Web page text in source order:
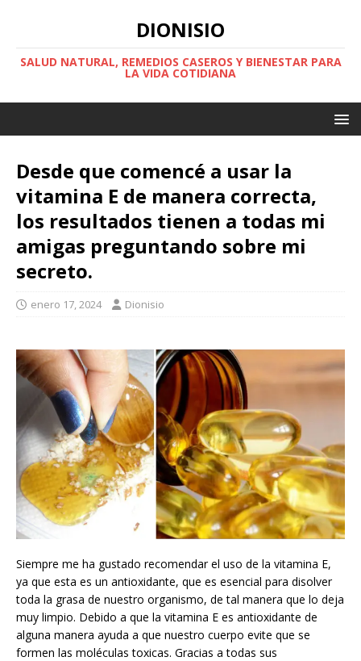
DIONISIO
SALUD NATURAL, REMEDIOS CASEROS Y BIENESTAR PARA
LA VIDA COTIDIANA
Desde que comencé a usar la
vitamina E de manera correcta,
los resultados tienen a todas mi
amigas preguntando sobre mi
secreto.
enero 17, 2024 Dionisio
Siempre me ha gustado recomendar el uso de la vitamina E,
ya que esta es un antioxidante, que es esencial para disolver
toda la grasa de nuestro organismo, de tal manera que lo deja
muy limpio. Debido a que la vitamina E es antioxidante de
alguna manera ayuda a que nuestro cuerpo evite que se
formen las moléculas toxicas. Gracias a todas sus